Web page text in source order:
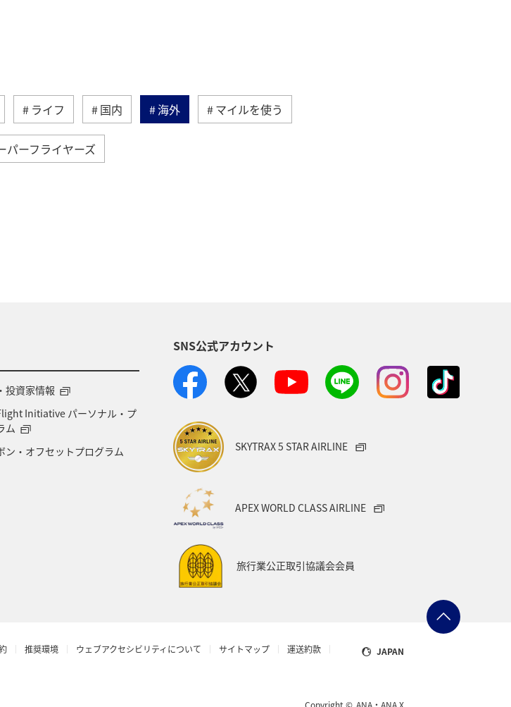
ライフ 国内 海外 マイルを使う
パーフライヤーズ
投資家情報
Initiative パーソナル・プ
ム
ン・オフセットプログラム
SNS公式アカウント
SKYTRAX 5 STAR AIRLINE
APEX WORLD CLASS AIRLINE
旅行業公正取引協議会会員
推奨環境 ウェブアクセシビリティについて サイトマップ
運送約款
JAPAN
Copyright © ANA・ANA X